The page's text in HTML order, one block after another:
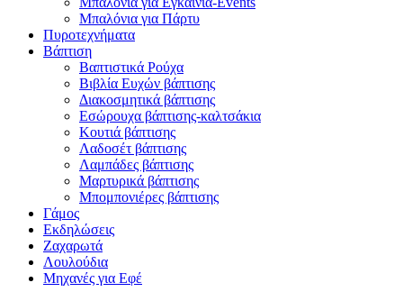
Μπαλόνια για Πάρτυ
Πυροτεχνήματα
Βάπτιση
Βαπτιστικά Ρούχα
Βιβλία Ευχών βάπτισης
Διακοσμητικά βάπτισης
Εσώρουχα βάπτισης-καλτσάκια
Κουτιά βάπτισης
Λαδοσέτ βάπτισης
Λαμπάδες βάπτισης
Μαρτυρικά βάπτισης
Μπομπονιέρες βάπτισης
Γάμος
Εκδηλώσεις
Ζαχαρωτά
Λουλούδια
Μηχανές για Εφέ